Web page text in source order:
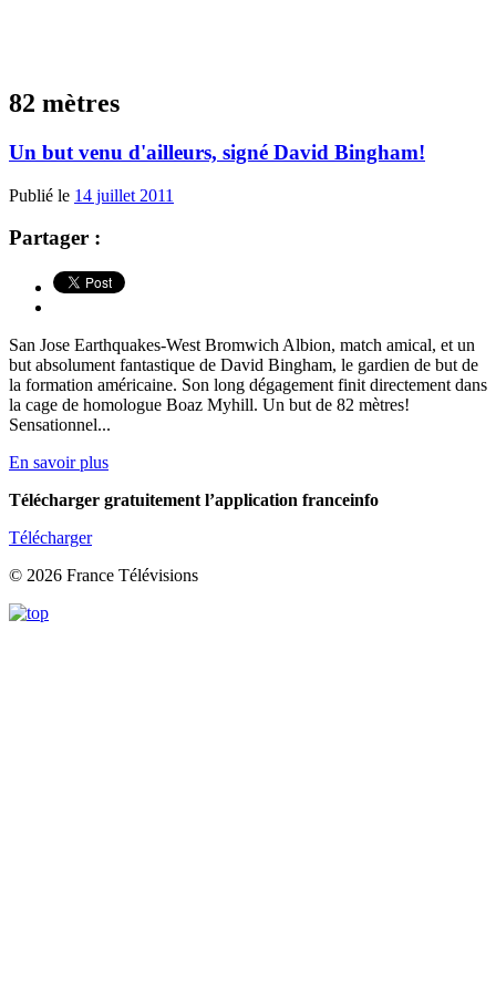
82 mètres
Un but venu d'ailleurs, signé David Bingham!
Publié le 14 juillet 2011
Partager :
San Jose Earthquakes-West Bromwich Albion, match amical, et un
but absolument fantastique de David Bingham, le gardien de but de
la formation américaine. Son long dégagement finit directement dans
la cage de homologue Boaz Myhill. Un but de 82 mètres!
Sensationnel...
En savoir plus
Télécharger gratuitement l’application franceinfo
Télécharger
© 2026 France Télévisions